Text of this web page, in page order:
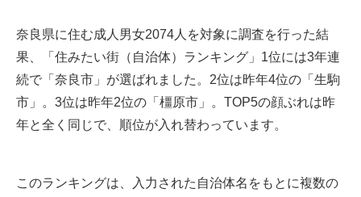
奈良県に住む成人男女2074人を対象に調査を行った結
果、「住みたい街（自治体）ランキング」1位には3年連
続で「奈良市」が選ばれました。2位は昨年4位の「生駒
市」。3位は昨年2位の「橿原市」。TOP5の顔ぶれは昨
年と全く同じで、順位が入れ替わっています。
このランキングは、入力された自治体名をもとに複数の